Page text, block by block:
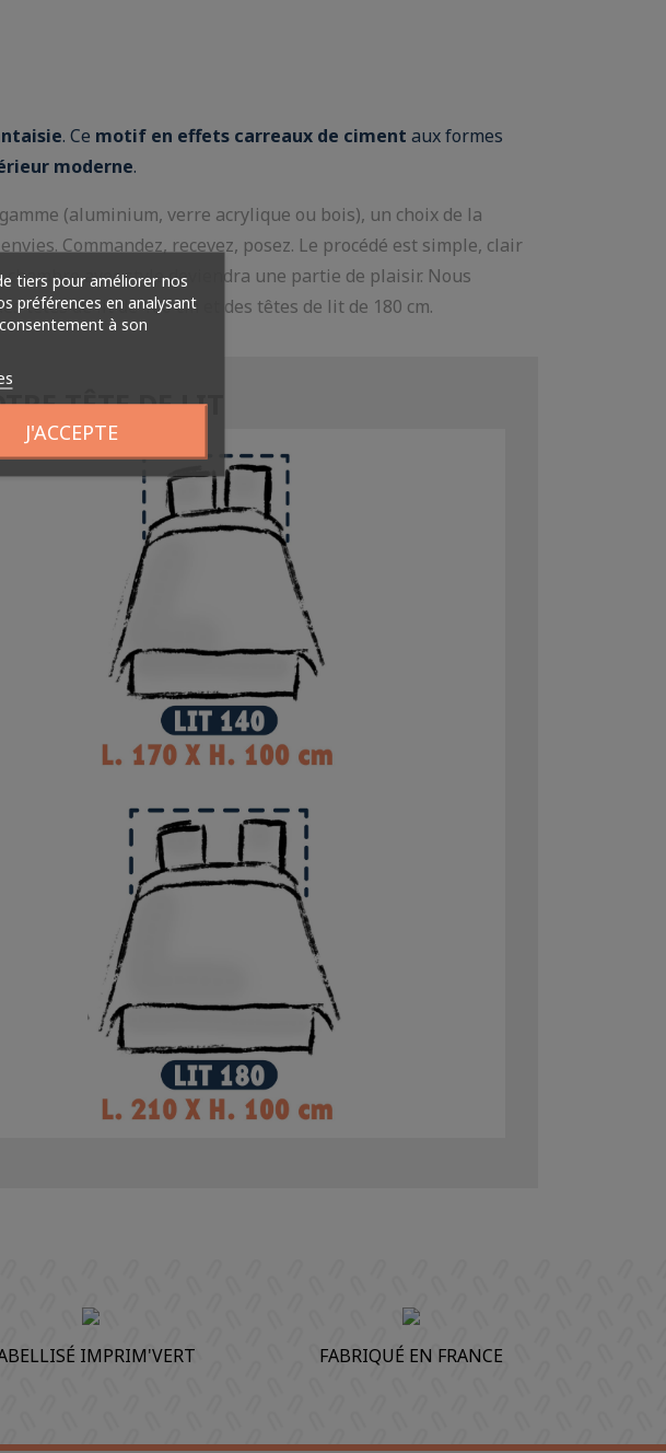
. Ce motif en effets carreaux de ciment aux formes
moderne.
(aluminium, verre acrylique ou bois), un choix de la
Commandez, recevez, posez. Le procédé est simple, clair
avec style deviendra une partie de plaisir. Nous
têtes de lit de 160 cm et des têtes de lit de 180 cm.
TÊTE DE LIT
IMPRIM'VERT FABRIQUÉ EN FRANCE
tiers pour améliorer nos
préférences en analysant
à son
J'ACCEPTE